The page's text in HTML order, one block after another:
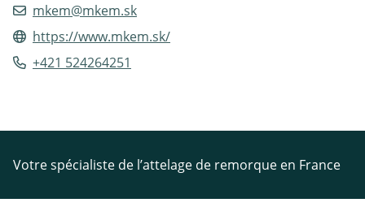
mkem@mkem.sk
https://www.mkem.sk/
+421 524264251
Votre spécialiste de l’attelage de remorque en France